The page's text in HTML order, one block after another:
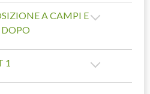
A CAMPI E
1